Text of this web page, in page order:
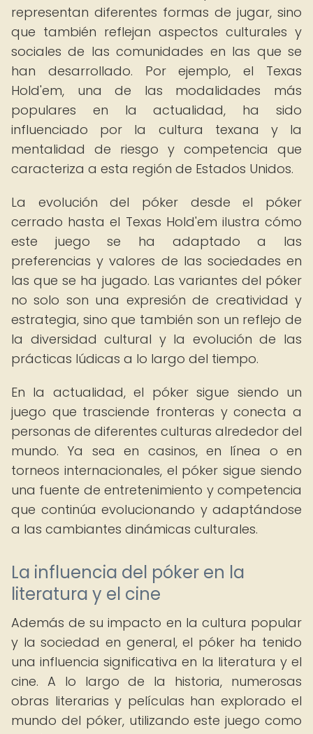
representan diferentes formas de jugar, sino
que también reflejan aspectos culturales y
sociales de las comunidades en las que se
han desarrollado. Por ejemplo, el Texas
Hold'em, una de las modalidades más
populares en la actualidad, ha sido
influenciado por la cultura texana y la
mentalidad de riesgo y competencia que
caracteriza a esta región de Estados Unidos.
La evolución del póker desde el póker
cerrado hasta el Texas Hold'em ilustra cómo
este juego se ha adaptado a las
preferencias y valores de las sociedades en
las que se ha jugado. Las variantes del póker
no solo son una expresión de creatividad y
estrategia, sino que también son un reflejo de
la diversidad cultural y la evolución de las
prácticas lúdicas a lo largo del tiempo.
En la actualidad, el póker sigue siendo un
juego que trasciende fronteras y conecta a
personas de diferentes culturas alrededor del
mundo. Ya sea en casinos, en línea o en
torneos internacionales, el póker sigue siendo
una fuente de entretenimiento y competencia
que continúa evolucionando y adaptándose
a las cambiantes dinámicas culturales.
La influencia del póker en la
literatura y el cine
Además de su impacto en la cultura popular
y la sociedad en general, el póker ha tenido
una influencia significativa en la literatura y el
cine. A lo largo de la historia, numerosas
obras literarias y películas han explorado el
mundo del póker, utilizando este juego como